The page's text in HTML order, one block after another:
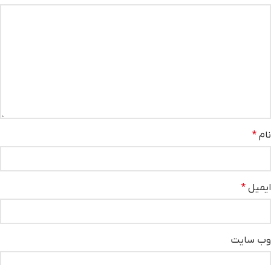
نام *
ایمیل *
وب‌ سایت